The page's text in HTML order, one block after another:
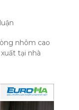
nhôm cao
tại nhà